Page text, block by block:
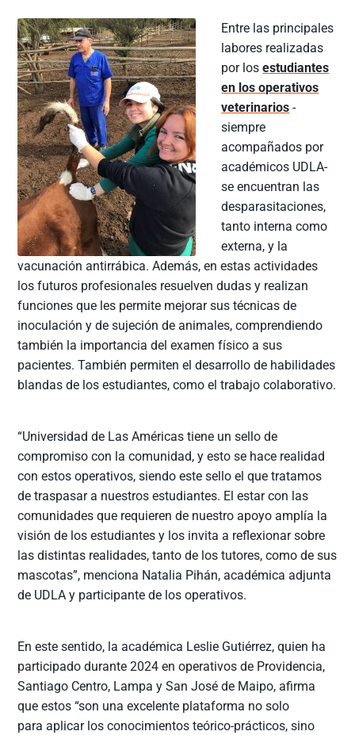
Entre las principales
labores realizadas
por losestudiantes
en los operativos
veterinarios -
siempre
acompañados por
académicos UDLA-
se encuentran las
desparasitaciones,
tanto interna como
externa, y la
vacunación antirrábica. Además, en estas actividades
los futuros profesionales resuelven dudas y realizan
funciones que les permite mejorar sus técnicas de
inoculación y de sujeción de animales, comprendiendo
también la importancia del examen físico a sus
pacientes. También permiten el desarrollo de habilidades
blandas de los estudiantes, como el trabajo colaborativo.
“Universidad de Las Américas tiene un sello de
compromiso con la comunidad, y esto se hace realidad
con estos operativos, siendo este sello el que tratamos
de traspasar a nuestros estudiantes. El estar con las
comunidades que requieren de nuestro apoyo amplía la
visión de los estudiantes y los invita a reflexionar sobre
las distintas realidades, tanto de los tutores, como de sus
mascotas”, menciona Natalia Pihán, académica adjunta
de UDLA y participante de los operativos.
En este sentido, la académica Leslie Gutiérrez, quien ha
participado durante 2024 en operativos de Providencia,
Santiago Centro, Lampa y San José de Maipo, afirma
que estos “son una excelente plataforma no solo
para aplicar los conocimientos teórico-prácticos, sino